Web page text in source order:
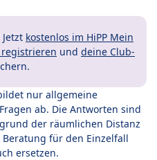
Jetzt kostenlos im HiPP Mein
registrieren und deine Club-
nur allgemeine
ab. Die Antworten sind
der räumlichen Distanz
für den Einzelfall
ersetzen.